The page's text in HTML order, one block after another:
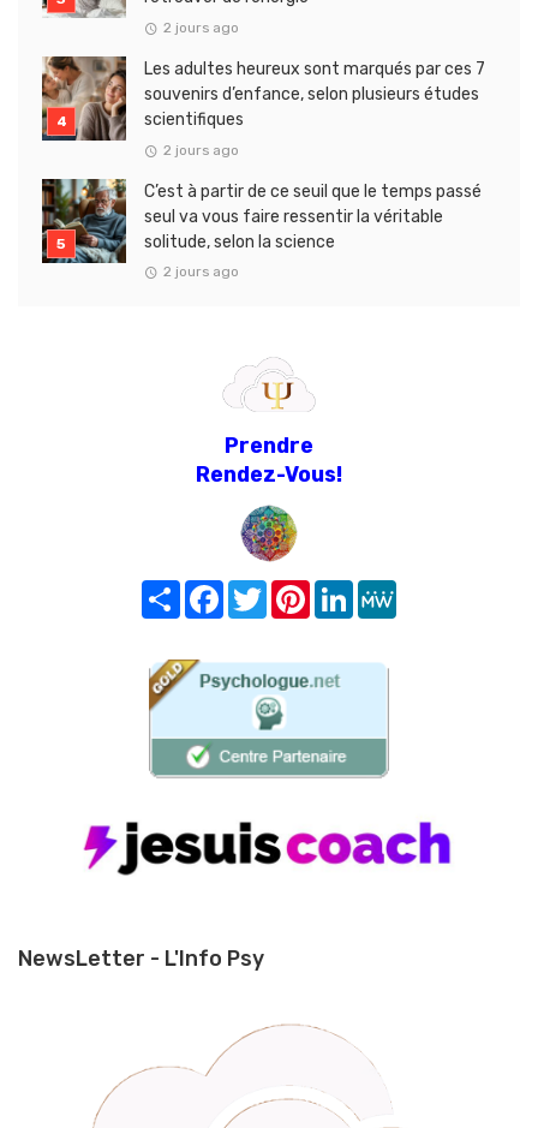
2 jours ago
Les adultes heureux sont marqués par ces 7
souvenirs d’enfance, selon plusieurs études
scientifiques
2 jours ago
C’est à partir de ce seuil que le temps passé
seul va vous faire ressentir la véritable
solitude, selon la science
2 jours ago
Prendre
Rendez-Vous!
Share FacebookTwitterPinterest
LinkedIn
NewsLetter - L'Info Psy